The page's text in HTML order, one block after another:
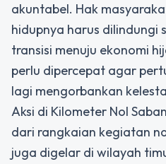
akuntabel. Hak
hidupnya harus dilindungi
transisi menuju ekonomi
perlu dipercepat agar
lagi mengorbankan
Aksi di Kilometer Nol
dari rangkaian kegiatan
juga digelar di wilayah